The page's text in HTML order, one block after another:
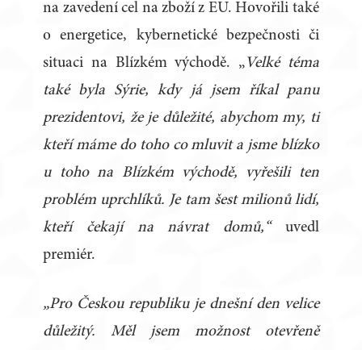
na zavedení cel na zboží z EU. Hovořili také
o energetice, kybernetické bezpečnosti či
situaci na Blízkém východě. „Velké téma
také byla Sýrie, kdy já jsem říkal panu
prezidentovi, že je důležité, abychom my, ti
kteří máme do toho co mluvit a jsme blízko
u toho na Blízkém východě, vyřešili ten
problém uprchlíků. Je tam šest milionů lidí,
kteří čekají na návrat domů,“ uvedl
premiér.
„Pro Českou republiku je dnešní den velice
důležitý. Měl jsem možnost otevřeně